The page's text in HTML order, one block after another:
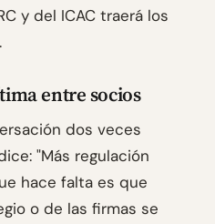
y del ICAC traerá los
entre socios
dos veces
"Más regulación
hace falta es que
o de las firmas se